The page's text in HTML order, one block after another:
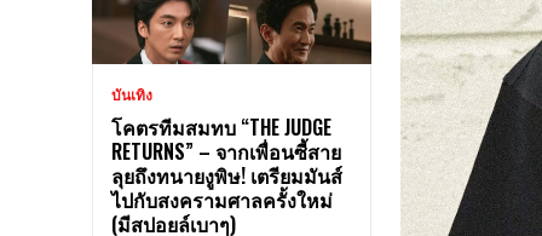
บันเทิง
โคตรทีมสมทบ “THE JUDGE
RETURNS” – จากเพื่อนซี้สาย
ลุยถึงทนายงูพิษ! เตรียมมันส์
ไปกับสงครามศาลครั้งใหม่
(มีสปอยล์เบาๆ)